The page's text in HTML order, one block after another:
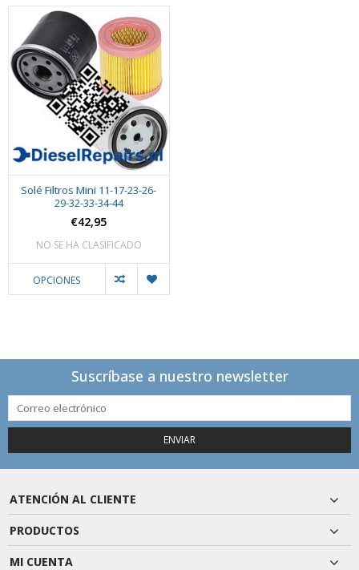
Solé Filtros Mini 11-17-23-26-
29-32-33-34-44
€42,95
NO SE HA CLASIFICADO
OPCIONES
Suscríbase a nuestro newsletter
ENVIAR
ATENCIÓN AL CLIENTE
PRODUCTOS
MI CUENTA